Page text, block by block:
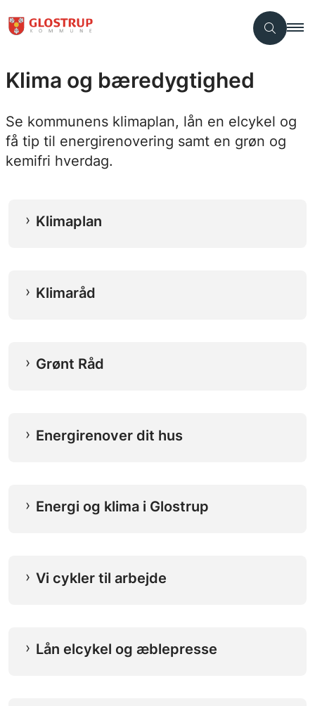
Klima og bæredygtighed
Se kommunens klimaplan, lån en elcykel og
få tip til energirenovering samt en grøn og
kemifri hverdag.
Klimaplan
Klimaråd
Grønt Råd
Energirenover dit hus
Energi og klima i Glostrup
Vi cykler til arbejde
Lån elcykel og æblepresse